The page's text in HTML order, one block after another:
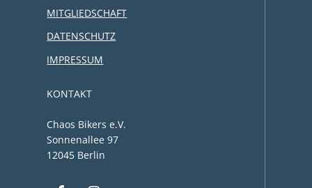
MITGLIEDSCHAFT
DATENSCHUTZ
IMPRESSUM
KONTAKT
Chaos Bikers e.V.
Sonnenallee 97
12045 Berlin